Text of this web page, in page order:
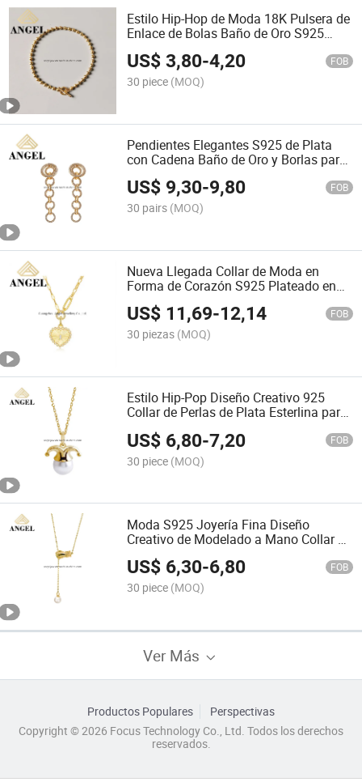
Estilo Hip-Hop de Moda 18K Pulsera de
Enlace de Bolas Baño de Oro S925
para Mujer
US$3,80-4,20 FOB
30 piece (MOQ)
Pendientes Elegantes S925 de Plata
con Cadena Baño de Oro y Borlas para
Dama
US$ 9,30-9,80 FOB
30 pairs (MOQ)
Nueva Llegada Collar de Moda en
Forma de Corazón S925 Plateado en
Oro con Zirconia Brillante
US$ 11,69-12,14 FOB
30 piezas (MOQ)
Estilo Hip-Pop Diseño Creativo 925
Collar de Perlas de Plata Esterlina para
US$ 6,80-7,20 FOB
30 piece (MOQ)
Moda S925 Joyería Fina Diseño
Creativo de Modelado a Mano Collar de
Perlas para Mujeres Trendy
US$ 6,30-6,80 FOB
30 piece (MOQ)
Ver Más
Productos Populares
Perspectivas
Copyright © 2026 Focus Technology Co., Ltd. Todos los derechos
reservados.